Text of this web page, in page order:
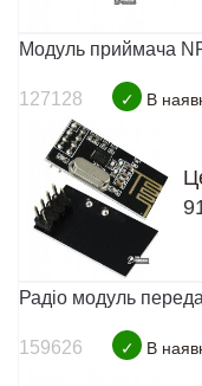
Модуль приймача
127128 ✓ В
Радіо модуль
159626 ✓ В